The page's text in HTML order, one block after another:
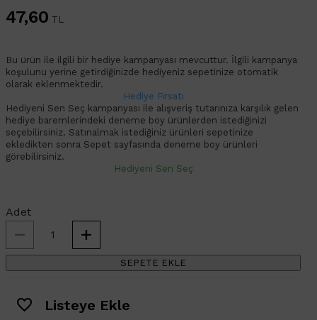
47,60 TL
Bu ürün ile ilgili bir hediye kampanyası mevcuttur. İlgili kampanya
koşulunu yerine getirdiğinizde hediyeniz sepetinize otomatik
olarak eklenmektedir.
Hediye Fırsatı
Hediyeni Sen Seç kampanyası ile alışveriş tutarınıza karşılık gelen
hediye baremlerindeki deneme boy ürünlerden istediğinizi
seçebilirsiniz. Satınalmak istediğiniz ürünleri sepetinize
ekledikten sonra Sepet sayfasında deneme boy ürünleri
görebilirsiniz.
Hediyeni Sen Seç
Adet
SEPETE EKLE
Listeye Ekle